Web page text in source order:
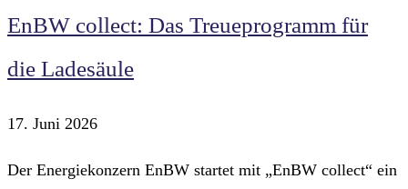
EnBW collect: Das Treueprogramm für
die Ladesäule
17. Juni 2026
Der Energiekonzern EnBW startet mit „EnBW collect“ ein